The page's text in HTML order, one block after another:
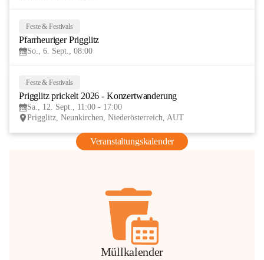
Feste & Festivals
Pfarrheuriger Prigglitz
So., 6. Sept., 08:00
Feste & Festivals
Prigglitz prickelt 2026 - Konzertwanderung
Sa., 12. Sept., 11:00 - 17:00
Prigglitz, Neunkirchen, Niederösterreich, AUT
Veranstaltungskalender
Müllkalender